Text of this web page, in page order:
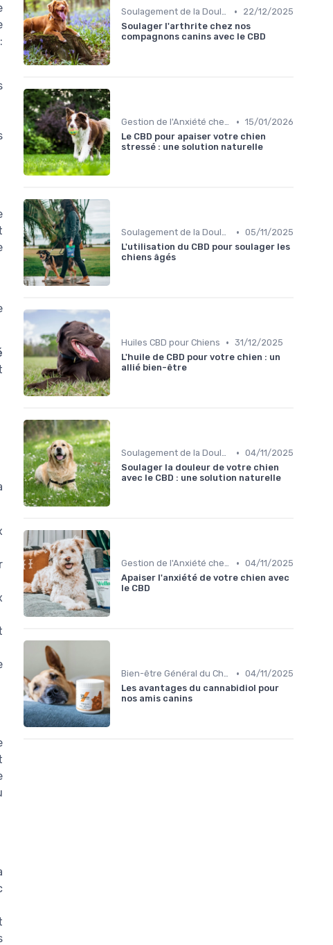
Soulagement de la Douleur chez le Chien •
22/12/2025
Soulager l'arthrite chez nos
compagnons canins avec le CBD
Gestion de l'Anxiété chez le Chien • 15/01/2026
Le CBD pour apaiser votre chien
stressé : une solution naturelle
Soulagement de la Douleur chez le Chien • 05/11/2025
L'utilisation du CBD pour soulager les
chiens âgés
Huiles CBD pour Chiens • 31/12/2025
L'huile de CBD pour votre chien : un
allié bien-être
Soulagement de la Douleur chez le Chien • 04/11/2025
Soulager la douleur de votre chien
avec le CBD : une solution naturelle
Gestion de l'Anxiété chez le Chien • 04/11/2025
Apaiser l'anxiété de votre chien avec
le CBD
Bien-être Général du Chien • 04/11/2025
Les avantages du cannabidiol pour
nos amis canins